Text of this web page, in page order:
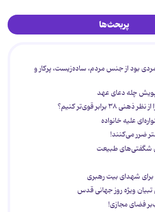
پربحث‌ها
بود از جنس مردم، ساده‌زیست، پرکار و
چله دعای عهد
برابر قوی‌تر کنیم؟
ضرر می‌کنند!
شگفتی‌های طبیعت
برای شهدای بیت رهبری
ویژه روز جهانی قدس
فضای مجازی!